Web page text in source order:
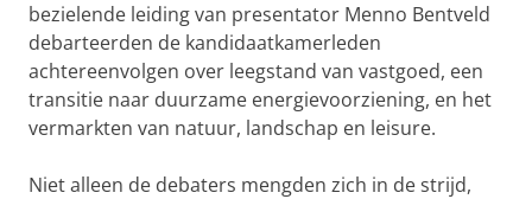
bezielende leiding van presentator Menno Bentveld
debarteerden de kandidaatkamerleden
achtereenvolgen over leegstand van vastgoed, een
transitie naar duurzame energievoorziening, en het
vermarkten van natuur, landschap en leisure.
Niet alleen de debaters mengden zich in de strijd,